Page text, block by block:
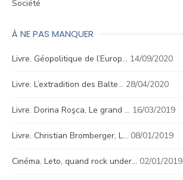
Société
À NE PAS MANQUER
Livre. Géopolitique de l’Europ… 14/09/2020
Livre. L’extradition des Balte… 28/04/2020
Livre. Dorina Roşca, Le grand … 16/03/2019
Livre. Christian Bromberger, L… 08/01/2019
Cinéma. Leto, quand rock under… 02/01/2019